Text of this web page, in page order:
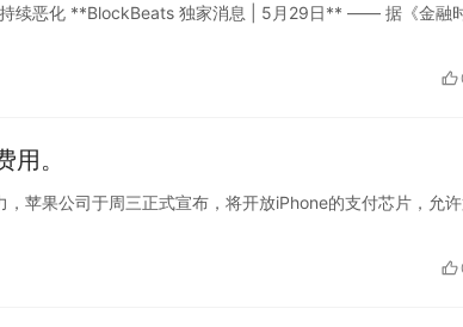
持续恶化 **BlockBeats 独家消息 | 5月29日** —— 据《金融
。
苹果公司于周三正式宣布，将开放iPhone的支付芯片，允